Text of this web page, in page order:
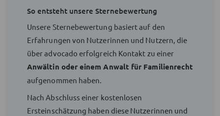
So entsteht unsere Sternebewertung
Unsere Sternebewertung basiert auf den
Erfahrungen von Nutzerinnen und Nutzern, die
über advocado erfolgreich Kontakt zu einer
Anwältin oder einem Anwalt für Familienrecht
aufgenommen haben.
Nach Abschluss einer kostenlosen
Ersteinschätzung haben diese Nutzerinnen und